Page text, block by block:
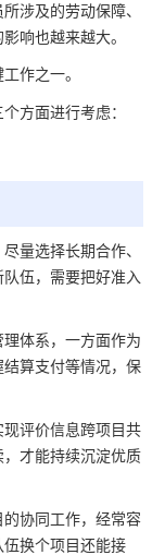
涉及的劳动保障、
响也越来越大。
作之一。
方面进行考虑：
量选择长期合作、
伍，需要把好准入
体系，一方面作为
算支付等情况，保
评价信息跨项目共
才能持续沉淀优质
协同工作，经常容
换个项目还能接